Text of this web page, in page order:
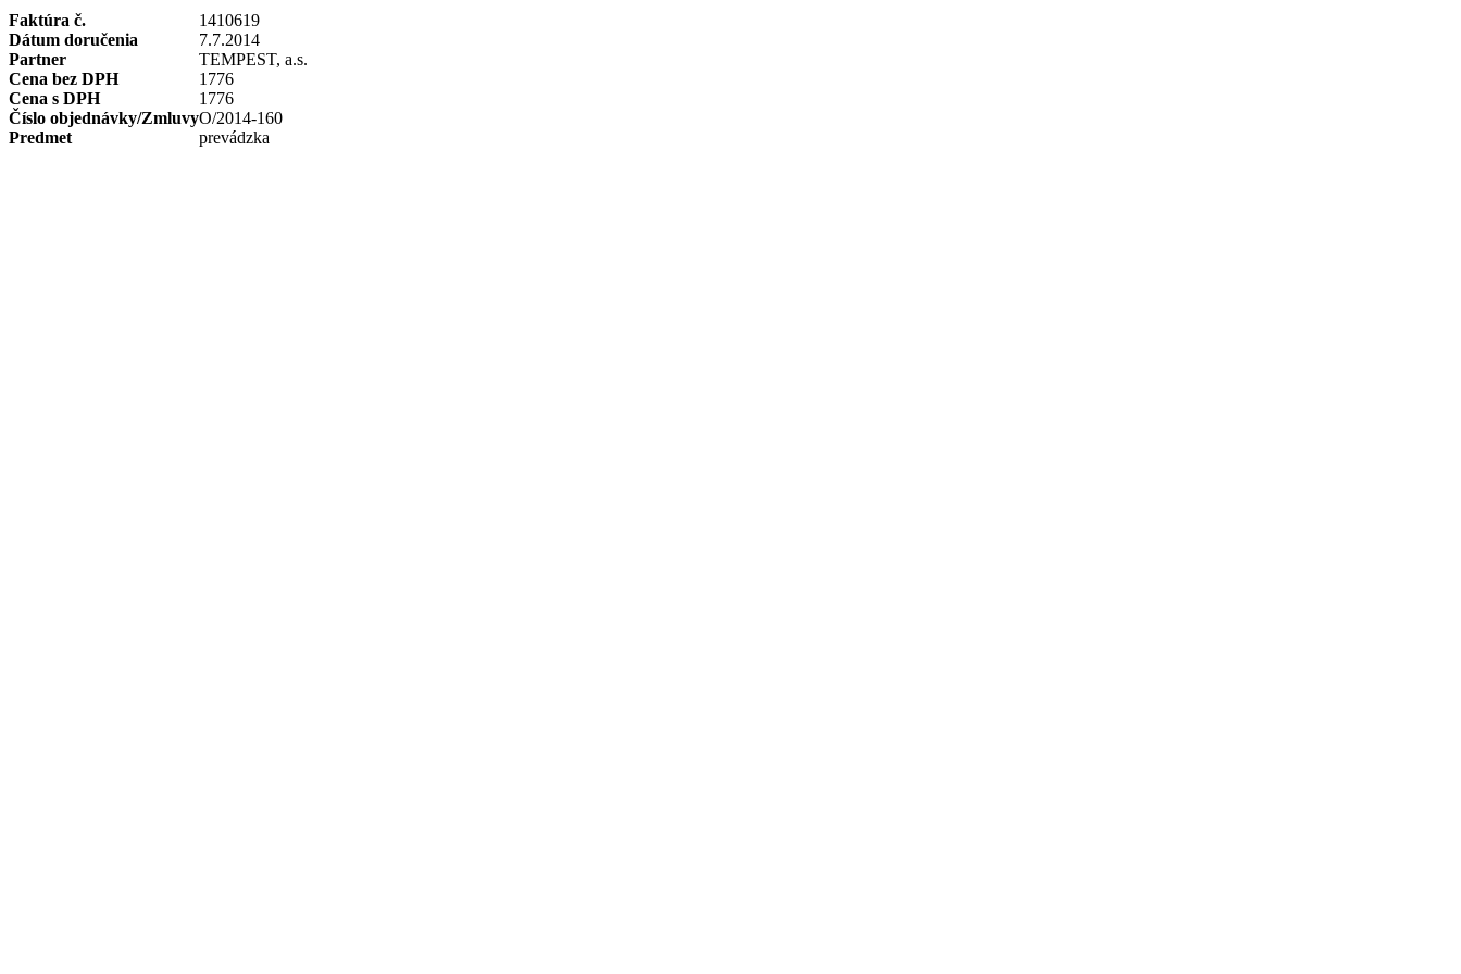
Faktúra č.
1410619
Dátum doručenia
7.7.2014
Partner
TEMPEST, a.s.
Cena bez DPH
1776
Cena s DPH
1776
Číslo objednávky/ZmluvyO/2014-160
Predmet
prevádzka